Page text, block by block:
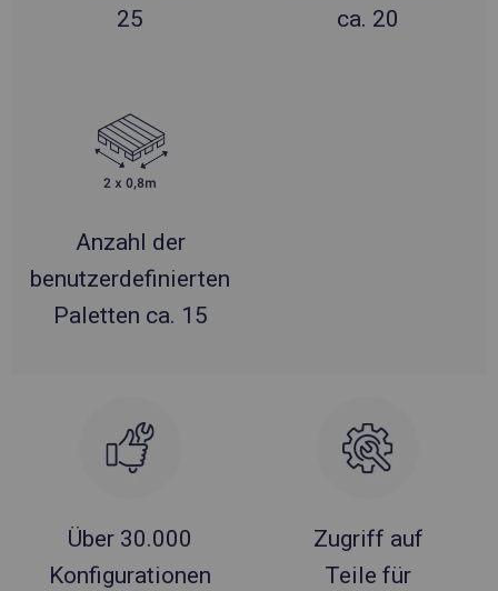
25
ca. 20
Anzahl der
benutzerdefinierten
Paletten ca. 15
Über 30.000
Konfigurationen
Zugriff auf
Teile für